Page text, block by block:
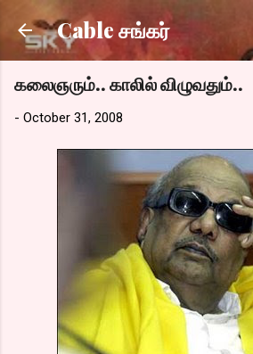
Skip to main content
Cable சங்கர்
கலைஞரும்.. காலில் விழுவதும்..
- October 31, 2008